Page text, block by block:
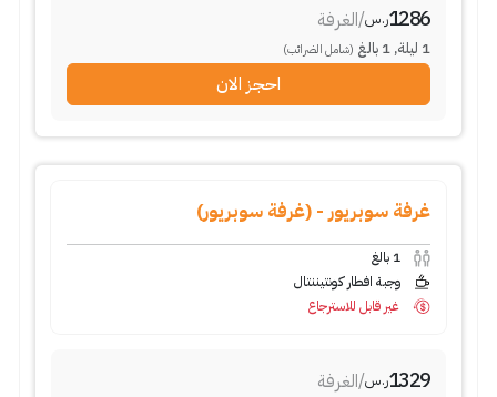
1286ر.س/الغرفة
1 ليلة,
1 بالغ (شامل الضرائب)
احجز الان
غرفة سوبريور - (غرفة سوبريور)
1 بالغ
وجبة افطار كونتيننتال
غير قابل للاسترجاع
1329ر.س/الغرفة